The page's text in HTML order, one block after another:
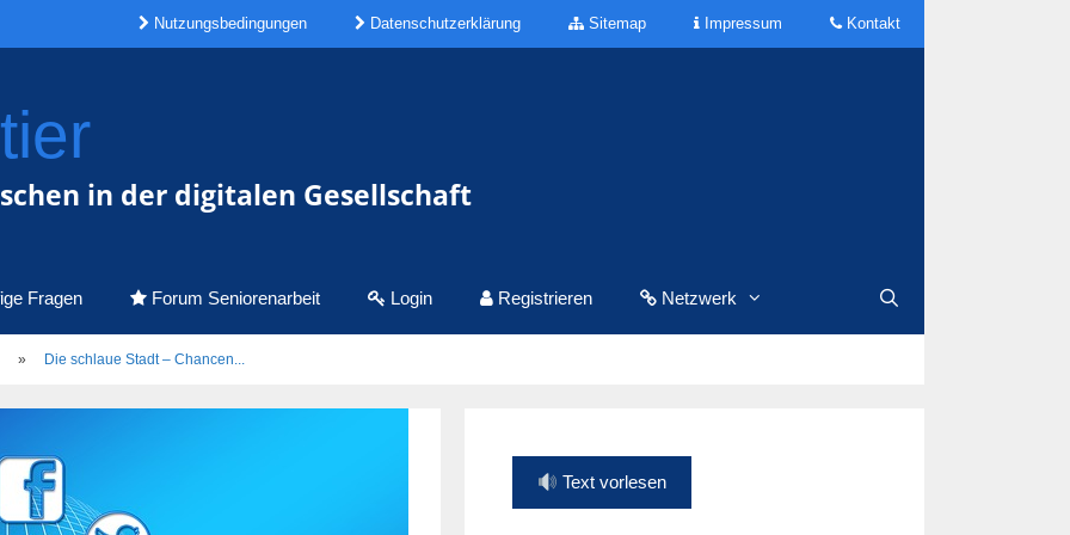
Nutzungsbedingungen Datenschutzerklärung Sitemap Impressum Kontakt
in der digitalen Gesellschaft
Fragen Forum Seniorenarbeit Login Registrieren Netzwerk
» Die schlaue Stadt – Chancen...
Text vorlesen